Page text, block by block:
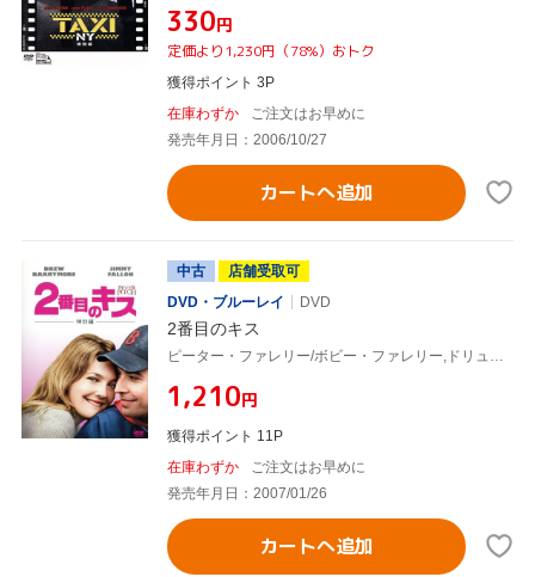
¥330円
定価より1,230円（78%）おトク
獲得ポイント 3P
在庫わずか
ご注文はお早めに
発売年月日：2006/10/27
カートへ追加
中古
店舗受取可
DVD・ブルーレイ
DVD
2番目のキス
¥1,210円
獲得ポイント 11P
在庫わずか
ご注文はお早めに
発売年月日：2007/01/26
カートへ追加